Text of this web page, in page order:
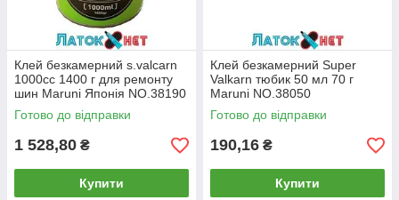
Клей безкамерний s.valcarn
1000cc 1400 г для ремонту
шин Maruni Японія NO.38190
Готово до відправки
1 528,80 ₴
Купити
Клей безкамерний Super
Valkarn тюбик 50 мл 70 г
Maruni NO.38050
Готово до відправки
190,16 ₴
Купити